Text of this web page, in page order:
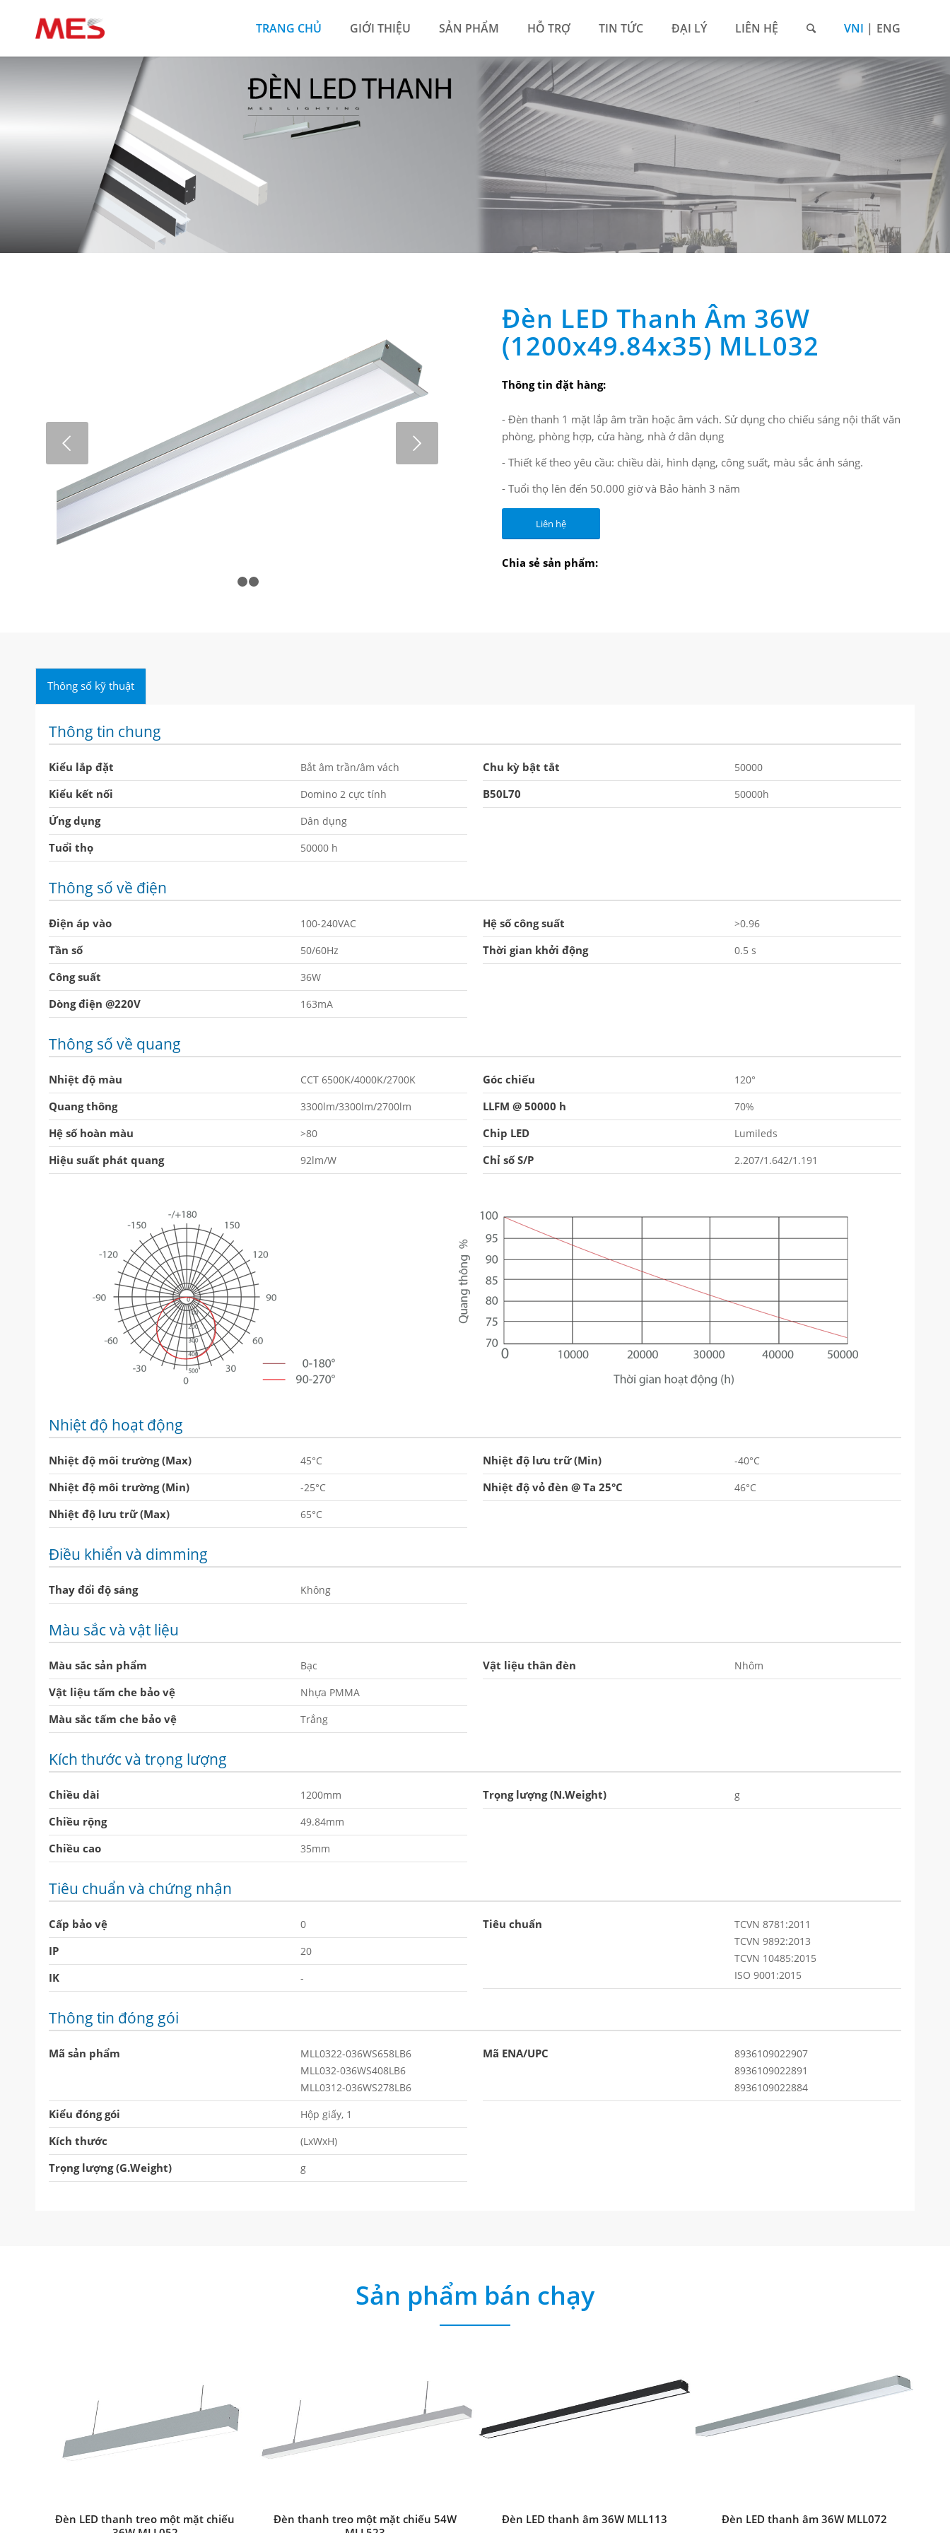
TRANG CHỦ GIỚI THIỆU SẢN PHẨM HỖ TRỢ TIN TỨC ĐẠI LÝ LIÊN HỆ VNI ENG
Next
Đèn LED Thanh Âm 36W
(1200x49.84x35) MLL032
Thông tin đặt hàng:
- Đèn thanh 1 mặt lắp âm trần hoặc âm vách. Sử dụng cho chiếu sáng nội thất văn
phòng, phòng hợp, cửa hàng, nhà ở dân dụng
- Thiết kế theo yêu cầu: chiều dài, hình dạng, công suất, màu sắc ánh sáng.
- Tuổi thọ lên đến 50.000 giờ và Bảo hành 3 năm
Liên hệ
Chia sẻ sản phẩm:
Thông số kỹ thuật
Thông tin chung
Kiểu lắp đặt Bắt âm trần/âm vách
Kiểu kết nối Domino 2 cực tính
Ứng dụng Dân dụng
Tuổi thọ 50000 h
Chu kỳ bật tắt 50000
B50L70 50000h
Thông số về điện
Điện áp vào 100-240VAC
Tần số 50/60Hz
Công suất 36W
Dòng điện @220V 163mA
Hệ số công suất >0.96
Thời gian khởi động 0.5 s
Thông số về quang
Nhiệt độ màu CCT 6500K/4000K/2700K
Quang thông 3300lm/3300lm/2700lm
Hệ số hoàn màu >80
Hiệu suất phát quang 92lm/W
Góc chiếu 120°
LLFM @ 50000 h 70%
Chip LED Lumileds
Chỉ số S/P 2.207/1.642/1.191
Nhiệt độ hoạt động
Nhiệt độ môi trường (Max) 45°C
Nhiệt độ môi trường (Min) -25°C
Nhiệt độ lưu trữ (Max) 65°C
Nhiệt độ lưu trữ (Min) -40°C
Nhiệt độ vỏ đèn @ Ta 25°C 46°C
Điều khiển và dimming
Thay đổi độ sáng Không
Màu sắc và vật liệu
Màu sắc sản phẩm Bạc
Vật liệu tấm che bảo vệ Nhựa PMMA
Màu sắc tấm che bảo vệ Trắng
Vật liệu thân đèn Nhôm
Kích thước và trọng lượng
Chiều dài 1200mm
Chiều rộng 49.84mm
Chiều cao 35mm
Trọng lượng (N.Weight) g
Tiêu chuẩn và chứng nhận
Cấp bảo vệ 0
IP 20
IK -
Tiêu chuẩn
TCVN 8781:2011
TCVN 9892:2013
TCVN 10485:2015
ISO 9001:2015
Thông tin đóng gói
Mã sản phẩm
MLL0322-036WS658LB6
MLL032-036WS408LB6
MLL0312-036WS278LB6
Kiểu đóng gói Hộp giấy, 1
Kích thước (LxWxH)
Trọng lượng (G.Weight) g
Mã ENA/UPC
8936109022907
8936109022891
8936109022884
Sản phẩm bán chạy
Đèn LED thanh treo một mặt chiếu
Đèn thanh treo một mặt chiếu 54W
Đèn LED thanh âm 36W MLL113 Đèn LED thanh âm 36W MLL072